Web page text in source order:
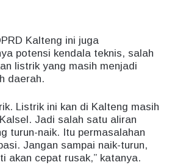
Kalteng ini juga
potensi kendala teknis, salah
listrik yang masih menjadi
daerah.
Listrik ini kan di Kalteng masih
Jadi salah satu aliran
turun-naik. Itu permasalahan
Jangan sampai naik-turun,
akan cepat rusak,” katanya.